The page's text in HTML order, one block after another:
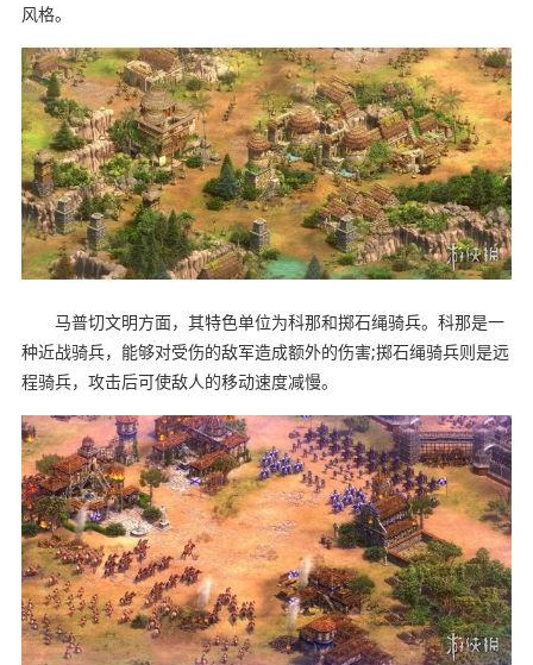
风格。
马普切文明方面，其特色单位为科那和掷石绳骑兵。科那是一
种近战骑兵，能够对受伤的敌军造成额外的伤害;掷石绳骑兵则是远
程骑兵，攻击后可使敌人的移动速度减慢。